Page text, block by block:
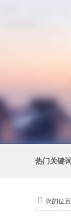
热门关键词
您的位